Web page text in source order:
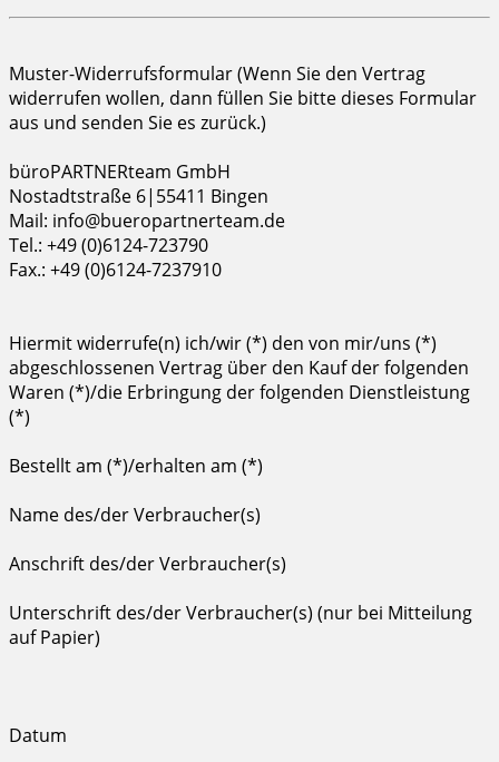
Muster-Widerrufsformular (Wenn Sie den Vertrag
widerrufen wollen, dann füllen Sie bitte dieses Formular
aus und senden Sie es zurück.)
büroPARTNERteam GmbH
Nostadtstraße 6|55411 Bingen
Mail: info@bueropartnerteam.de
Tel.: +49 (0)6124-723790
Fax.: +49 (0)6124-7237910
Hiermit widerrufe(n) ich/wir (*) den von mir/uns (*)
abgeschlossenen Vertrag über den Kauf der folgenden
Waren (*)/die Erbringung der folgenden Dienstleistung
(*)
Bestellt am (*)/erhalten am (*)
Name des/der Verbraucher(s)
Anschrift des/der Verbraucher(s)
Unterschrift des/der Verbraucher(s) (nur bei Mitteilung
auf Papier)
Datum